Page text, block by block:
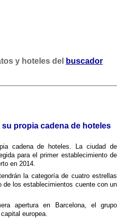
y hoteles del
buscador
propia cadena de hoteles
cadena de hoteles. La ciudad de
para el primer establecimiento de
en 2014.
la categorí­a de cuatro estrellas
de los establecimientos cuente con un
apertura en Barcelona, el grupo
europea.